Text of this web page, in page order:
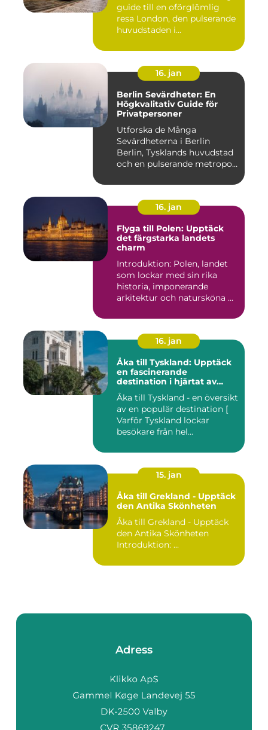
guide till en oförglömlig
resa London, den pulserande
huvudstaden i...
16. jan
Berlin Sevärdheter: En
Högkvalitativ Guide för
Privatpersoner
Utforska de Många
Sevärdheterna i Berlin
Berlin, Tysklands huvudstad
och en pulserande metropol,
16. jan
Flyga till Polen: Upptäck
det färgstarka landets
charm
Introduktion: Polen, landet
som lockar med sin rika
historia, imponerande
arkitektur och natursköna ...
16. jan
Åka till Tyskland: Upptäck
en fascinerande
destination i hjärtat av
Europa
Åka till Tyskland - en översikt
av en populär destination [
Varför Tyskland lockar
besökare från hel...
15. jan
Åka till Grekland - Upptäck
den Antika Skönheten
Åka till Grekland - Upptäck
den Antika Skönheten
Introduktion: ...
Adress